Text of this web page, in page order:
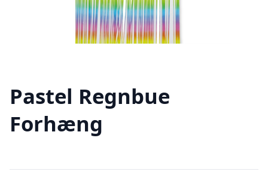
Pastel Regnbue
Forhæng